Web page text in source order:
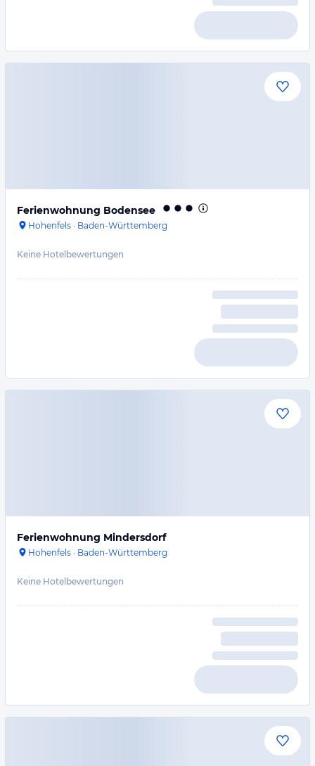
Ferienwohnung Bodensee
Hohenfels · Baden-Württemberg
Keine Hotelbewertungen
Ferienwohnung Mindersdorf
Hohenfels · Baden-Württemberg
Keine Hotelbewertungen